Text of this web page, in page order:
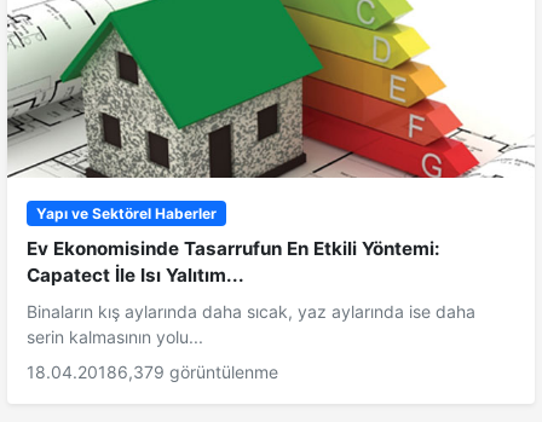
Yapı ve Sektörel Haberler
Ev Ekonomisinde Tasarrufun En Etkili Yöntemi:
Capatect İle Isı Yalıtım...
Binaların kış aylarında daha sıcak, yaz aylarında ise daha
serin kalmasının yolu...
18.04.20186,379 görüntülenme